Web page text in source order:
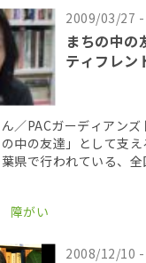
2009/03/27 -
まちの中の
ティフレン
／PACガーディアンズ
中の友達」として支
県で行われている、
た。 関連サイトhttp:/
障がい
2008/12/10 -